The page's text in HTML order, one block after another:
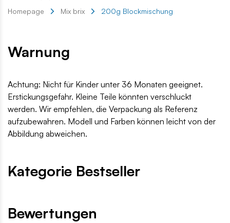
Homepage Mix brix 200g Blockmischung
Warnung
Achtung: Nicht für Kinder unter 36 Monaten geeignet.
Erstickungsgefahr. Kleine Teile könnten verschluckt
werden. Wir empfehlen, die Verpackung als Referenz
aufzubewahren. Modell und Farben können leicht von der
Abbildung abweichen.
Kategorie Bestseller
Bewertungen